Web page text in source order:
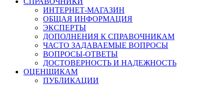
ИНТЕРНЕТ-МАГАЗИН
ОБЩАЯ ИНФОРМАЦИЯ
ЭКСПЕРТЫ
ДОПОЛНЕНИЯ К СПРАВОЧНИКАМ
ЧАСТО ЗАДАВАЕМЫЕ ВОПРОСЫ
ВОПРОСЫ-ОТВЕТЫ
ДОСТОВЕРНОСТЬ И НАДЕЖНОСТЬ
ОЦЕНЩИКАМ
ПУБЛИКАЦИИ